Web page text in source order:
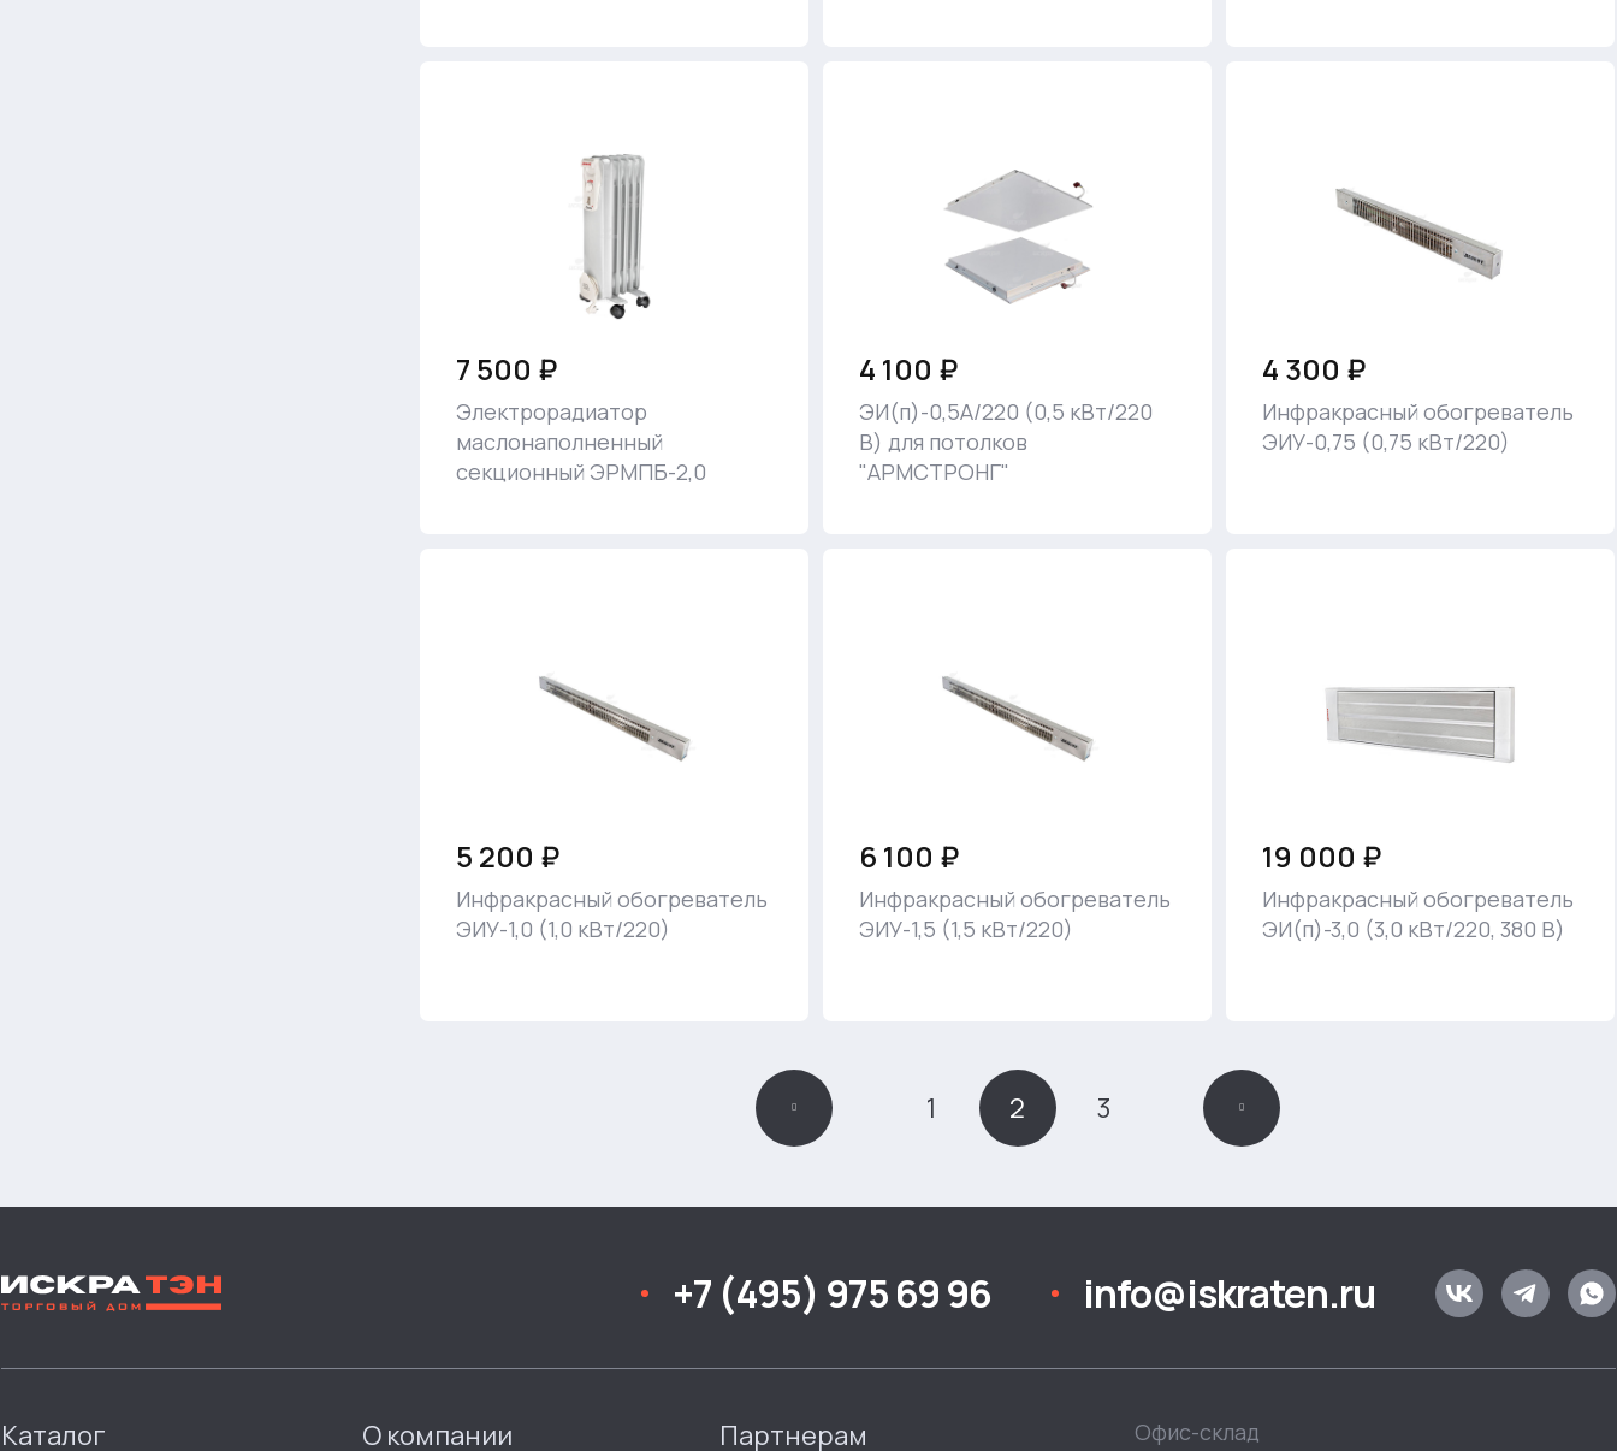
7 500 ₽
Электрорадиатор
маслонаполненный
секционный ЭРМПБ-2,0
4 100 ₽
ЭИ(п)-0,5А/220 (0,5 кВт/220
В) для потолков
"АРМСТРОНГ"
4 300 ₽
Инфракрасный обогреватель
ЭИУ-0,75 (0,75 кВт/220)
5 200 ₽
Инфракрасный обогреватель
ЭИУ-1,0 (1,0 кВт/220)
6 100 ₽
Инфракрасный обогреватель
ЭИУ-1,5 (1,5 кВт/220)
19 000 ₽
Инфракрасный обогреватель
ЭИ(п)-3,0 (3,0 кВт/220, 380 В)
1 2 3
+7 (495) 975 69 96 info@iskraten.ru
Каталог О компании Партнерам Офис-склад